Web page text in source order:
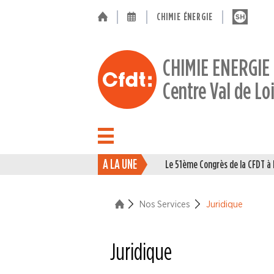
CHIMIE ÉNERGIE
CHIMIE ENERGIE
Centre Val de
ACTUALITÉ
ENTREPRISES
NOS
SERVICES
A LA UNE Le 51ème Congrès de la CFDT à
Nos Services Juridique
Juridique